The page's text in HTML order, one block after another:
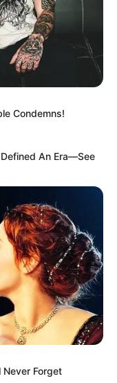
Condemns!
An Era—See
Forget